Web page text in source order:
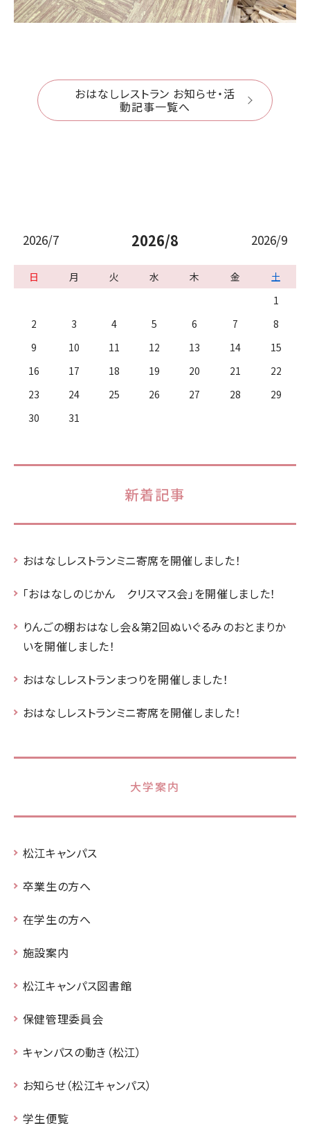
おはなしレストラン お知らせ・活
動記事一覧へ
2026/7 2026/8 2026/9
日 月 火 水 木 金
土
1
2
3 4 5 6 7
8
9
10 11 12 13 14
15
16
17 18 19 20 21
22
23
24 25 26 27 28
29
30
31
新着記事
おはなしレストランミニ寄席を開催しました！
「おはなしのじかん クリスマス会」を開催しました！
りんごの棚おはなし会＆第2回ぬいぐるみのおとまりか
いを開催しました！
おはなしレストランまつりを開催しました！
おはなしレストランミニ寄席を開催しました！
大学案内
松江キャンパス
卒業生の方へ
在学生の方へ
施設案内
松江キャンパス図書館
保健管理委員会
キャンパスの動き（松江）
お知らせ（松江キャンパス）
学生便覧